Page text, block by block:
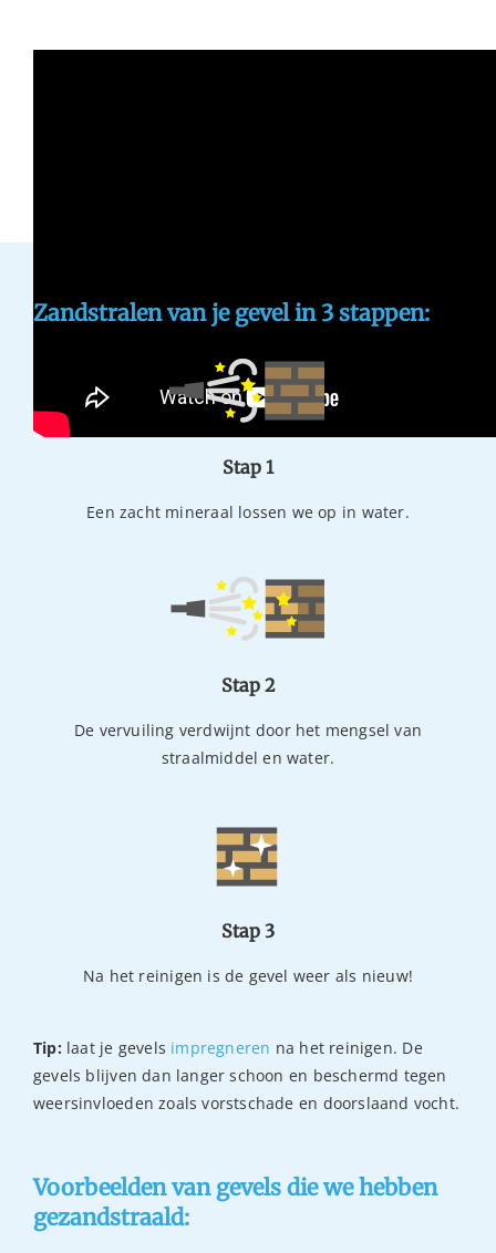
Zandstralen van je gevel in 3 stappen:
Stap 1
Een zacht mineraal lossen we op in water.
Stap 2
De vervuiling verdwijnt door het mengsel van
straalmiddel en water.
Stap 3
Na het reinigen is de gevel weer als nieuw!
Tip: laat je gevels impregneren na het reinigen. De
gevels blijven dan langer schoon en beschermd tegen
weersinvloeden zoals vorstschade en doorslaand vocht.
Voorbeelden van gevels die we hebben
gezandstraald: